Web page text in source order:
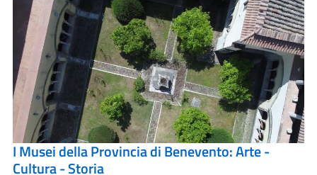
I Musei della Provincia di Benevento: Arte -
Cultura - Storia